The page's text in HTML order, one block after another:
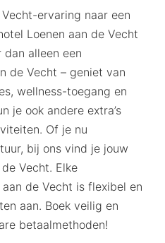
ervaring naar een
Loenen aan de Vecht
alleen een
de Vecht – geniet van
wellness-toegang en
je ook andere extra’s
Of je nu
bij ons vind je jouw
Vecht. Elke
aan de Vecht is flexibel en
aan. Boek veilig en
betaalmethoden!